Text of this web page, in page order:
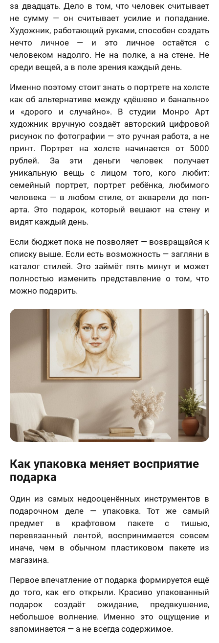
за двадцать. Дело в том, что человек считывает
не сумму — он считывает усилие и попадание.
Художник, работающий руками, способен создать
нечто личное — и это личное остаётся с
человеком надолго. Не на полке, а на стене. Не
среди вещей, а в поле зрения каждый день.
Именно поэтому стоит знать о портрете на холсте
как об альтернативе между «дёшево и банально»
и «дорого и случайно». В студии Монро Арт
художник вручную создаёт авторский цифровой
рисунок по фотографии — это ручная работа, а не
принт. Портрет на холсте начинается от 5000
рублей. За эти деньги человек получает
уникальную вещь с лицом того, кого любит:
семейный портрет, портрет ребёнка, любимого
человека — в любом стиле, от акварели до поп-
арта. Это подарок, который вешают на стену и
видят каждый день.
Если бюджет пока не позволяет — возвращайся к
списку выше. Если есть возможность — загляни в
каталог стилей. Это займёт пять минут и может
полностью изменить представление о том, что
можно подарить.
Как упаковка меняет восприятие
подарка
Один из самых недооценённых инструментов в
подарочном деле — упаковка. Тот же самый
предмет в крафтовом пакете с тишью,
перевязанный лентой, воспринимается совсем
иначе, чем в обычном пластиковом пакете из
магазина.
Первое впечатление от подарка формируется ещё
до того, как его открыли. Красиво упакованный
подарок создаёт ожидание, предвкушение,
небольшое волнение. Именно это ощущение и
запоминается — а не всегда содержимое.